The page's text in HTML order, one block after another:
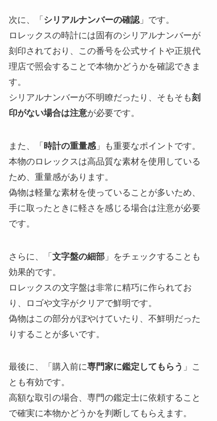
次に、「 シリアルナンバーの確認」です。
ロレックスの時計には固有のシリアルナンバーが
刻印されており、この番号を公式サイトや正規代
理店で照会することで本物かどうかを確認できま
す。
シリアルナンバーが不明瞭だったり、そもそも刻
印がない場合は注意が必要です。
また、「 時計の重量感」も重要なポイントです。
本物のロレックスは高品質な素材を使用している
ため、重量感があります。
偽物は軽量な素材を使っていることが多いため、
手に取ったときに軽さを感じる場合は注意が必要
です。
さらに、「 文字盤の細部」をチェックすることも
効果的です。
ロレックスの文字盤は非常に精巧に作られてお
り、ロゴや文字がクリアで鮮明です。
偽物はこの部分がぼやけていたり、不鮮明だった
りすることが多いです。
最後に、「購入前に専門家に鑑定してもらう 」こ
とも有効です。
高額な取引の場合、専門の鑑定士に依頼すること
で確実に本物かどうかを判断してもらえます。